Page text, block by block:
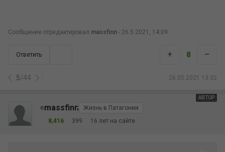
Сообщение отредактировал massfinn - 26.5.2021, 14:09
Ответить
5/44 26.05.2021 13:32
+ 8 –
АВТОР
massfinn
Жизнь в Патагонии
8,416
399 16 лет на сайте